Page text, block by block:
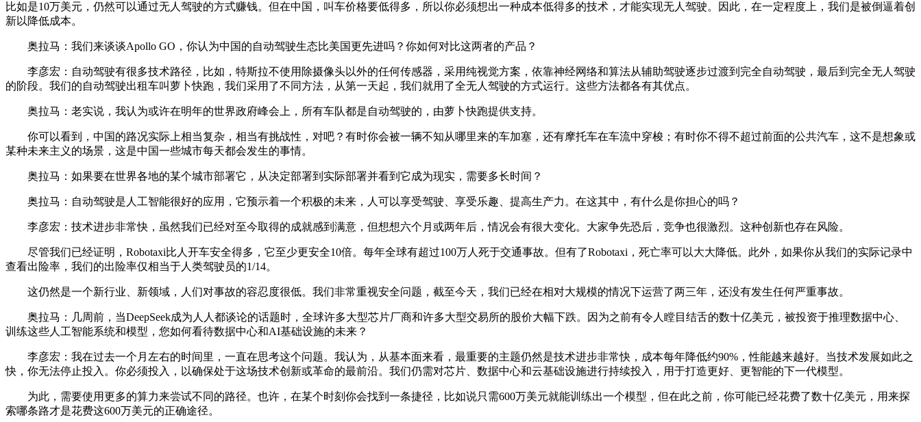
比如是10万美元，仍然可以通过无人驾驶的方式赚钱。但在中国，叫车价格要低得多，所以你必须想出一种成本低得多的技术，才能实现无人驾驶。因此，在一定程度上，我们是被倒逼着创
新以降低成本。
奥拉马：我们来谈谈Apollo GO，你认为中国的自动驾驶生态比美国更先进吗？你如何对比这两者的产品？
李彦宏：自动驾驶有很多技术路径，比如，特斯拉不使用除摄像头以外的任何传感器，采用纯视觉方案，依靠神经网络和算法从辅助驾驶逐步过渡到完全自动驾驶，最后到完全无人驾驶
的阶段。我们的自动驾驶出租车叫萝卜快跑，我们采用了不同方法，从第一天起，我们就用了全无人驾驶的方式运行。这些方法都各有其优点。
奥拉马：老实说，我认为或许在明年的世界政府峰会上，所有车队都是自动驾驶的，由萝卜快跑提供支持。
你可以看到，中国的路况实际上相当复杂，相当有挑战性，对吧？有时你会被一辆不知从哪里来的车加塞，还有摩托车在车流中穿梭；有时你不得不超过前面的公共汽车，这不是想象或
某种未来主义的场景，这是中国一些城市每天都会发生的事情。
奥拉马：如果要在世界各地的某个城市部署它，从决定部署到实际部署并看到它成为现实，需要多长时间？
奥拉马：自动驾驶是人工智能很好的应用，它预示着一个积极的未来，人可以享受驾驶、享受乐趣、提高生产力。在这其中，有什么是你担心的吗？
李彦宏：技术进步非常快，虽然我们已经对至今取得的成就感到满意，但想想六个月或两年后，情况会有很大变化。大家争先恐后，竞争也很激烈。这种创新也存在风险。
尽管我们已经证明，Robotaxi比人开车安全得多，它至少更安全10倍。每年全球有超过100万人死于交通事故。但有了Robotaxi，死亡率可以大大降低。此外，如果你从我们的实际记录中
查看出险率，我们的出险率仅相当于人类驾驶员的1/14。
这仍然是一个新行业、新领域，人们对事故的容忍度很低。我们非常重视安全问题，截至今天，我们已经在相对大规模的情况下运营了两三年，还没有发生任何严重事故。
奥拉马：几周前，当DeepSeek成为人人都谈论的话题时，全球许多大型芯片厂商和许多大型交易所的股价大幅下跌。因为之前有令人瞠目结舌的数十亿美元，被投资于推理数据中心、
训练这些人工智能系统和模型，您如何看待数据中心和AI基础设施的未来？
李彦宏：我在过去一个月左右的时间里，一直在思考这个问题。我认为，从基本面来看，最重要的主题仍然是技术进步非常快，成本每年降低约90%，性能越来越好。当技术发展如此之
快，你无法停止投入。你必须投入，以确保处于这场技术创新或革命的最前沿。我们仍需对芯片、数据中心和云基础设施进行持续投入，用于打造更好、更智能的下一代模型。
为此，需要使用更多的算力来尝试不同的路径。也许，在某个时刻你会找到一条捷径，比如说只需600万美元就能训练出一个模型，但在此之前，你可能已经花费了数十亿美元，用来探
索哪条路才是花费这600万美元的正确途径。